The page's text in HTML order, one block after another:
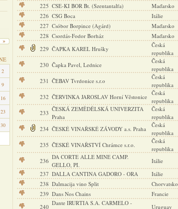
2
9
16
23
30
225 CSE-KI BOR Bt. (Szentantalfa) Maďarsko
226 CSG Boca Itálie
227 Csóbor Borpince (Agárd) Maďarsko
228 Csordás-Fodor Borház Maďarsko
229 ČAPKA KAREL Hrušky
Česká
republika
230 Čapka Pavel, Lednice
Česká
republika
231 ČEBAV Tvrdonice s.r.o
Česká
republika
232 ČERVINKA JAROSLAV Horní Věstonice
Česká
republika
233
ČESKÁ ZEMĚDĚLSKÁ UNIVERZITA
Praha
Česká
republika
234 ČESKÉ VINAŘSKÉ ZÁVODY a.s. Praha
Česká
republika
235 ČESKÉ VINAŘSTVÍ Chrámce s.r.o.
Česká
republika
236
DA CORTE ALLE MINE CAMP.
GELLO, PI.
Itálie
237 DALLA CANTINA GADORO - ORA Itálie
238 Dalmacija vino Split
Chorvatsko
239 Dans Nos Chains Francie
240
Dante IRURTIA S.A. CARMELO -
Uruguay